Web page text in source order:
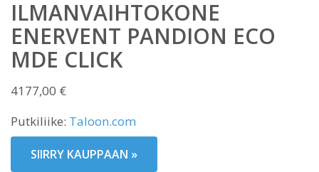
ILMANVAIHTOKONE
ENERVENT PANDION ECO
MDE CLICK
4177,00 €
Putkiliike: Taloon.com
SIIRRY KAUPPAAN »